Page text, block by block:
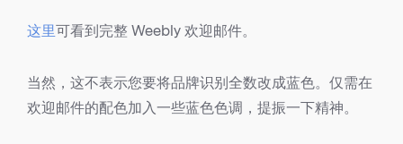
这里可看到完整 Weebly 欢迎邮件。
当然，这不表示您要将品牌识别全数改成蓝色。仅需在
欢迎邮件的配色加入一些蓝色色调，提振一下精神。